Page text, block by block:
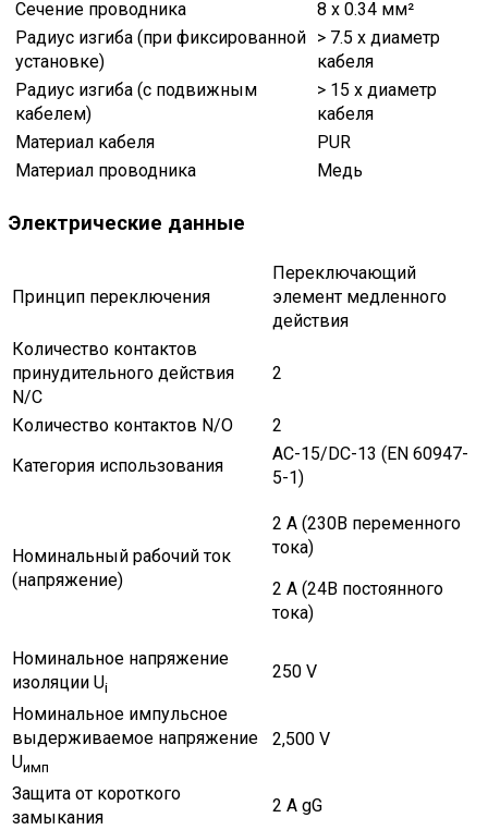
Сечение проводника
8 x 0.34 мм²
Радиус изгиба (при фиксированной
установке)
> 7.5 x диаметр
кабеля
Радиус изгиба (с подвижным
кабелем)
> 15 x диаметр
кабеля
Материал кабеля
PUR
Материал проводника
Медь
Электрические данные
Принцип переключения
Переключающий
элемент медленного
действия
Количество контактов
принудительного действия
N/C
2
Количество контактов N/O
2
Категория использования
AC-15/DC-13 (EN 60947-
5-1)
Номинальный рабочий ток
(напряжение)
2 A (230В переменного
тока)
2 A (24В постоянного
тока)
Номинальное напряжение
изоляции Ui
250 V
Номинальное импульсное
выдерживаемое напряжение
Uимп
2,500 V
Защита от короткого
замыкания
2 A gG